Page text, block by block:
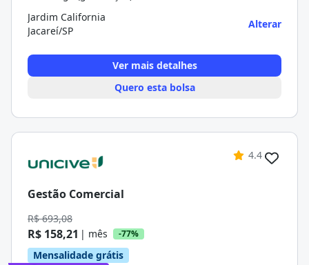
Jardim California
Jacareí/SP
Alterar
Ver mais detalhes
Quero esta bolsa
4.4
Gestão Comercial
R$ 693,08
R$ 158,21 | mês -77%
Mensalidade grátis